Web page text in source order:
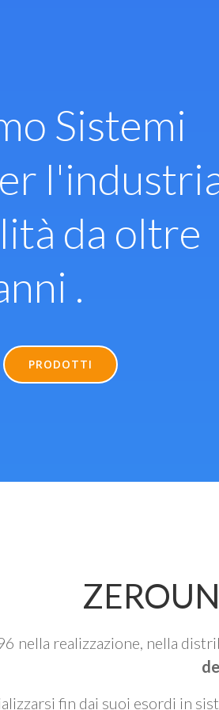
Sistemi
da oltre
.
PRODOTTI
nella realizzazione, nella
fin dai suoi esordi in